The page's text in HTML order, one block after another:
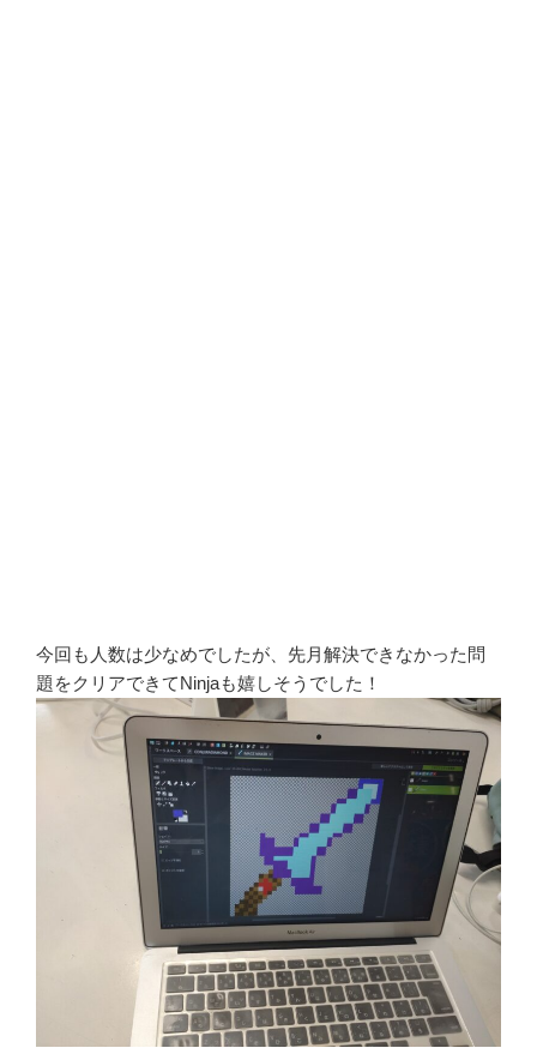
今回も人数は少なめでしたが、先月解決できなかった問
題をクリアできてNinjaも嬉しそうでした！